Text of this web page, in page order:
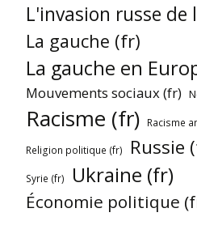
L'invasion russe de
La gauche (fr)
La gauche en
Mouvements sociaux (fr)
Racisme (fr) Racisme
Religion politique (fr) Russie
Syrie (fr) Ukraine (fr)
Économie politique